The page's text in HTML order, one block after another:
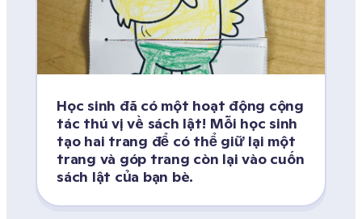
Học sinh đã có một hoạt động cộng
tác thú vị về sách lật! Mỗi học sinh
tạo hai trang để có thể giữ lại một
trang và góp trang còn lại vào cuốn
sách lật của bạn bè.